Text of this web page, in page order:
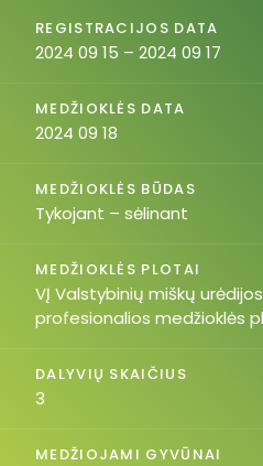
REGISTRACIJOS DATA
2024 09 15 – 2024 09 17
MEDŽIOKLĖS DATA
2024 09 18
MEDŽIOKLĖS BŪDAS
Tykojant – sėlinant
MEDŽIOKLĖS PLOTAI
VĮ Valstybinių miškų
profesionalios medžioklės
DALYVIŲ SKAIČIUS
3
MEDŽIOJAMI GYVŪNAI